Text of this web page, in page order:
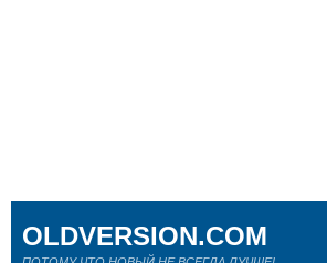
OLDVERSION.COM